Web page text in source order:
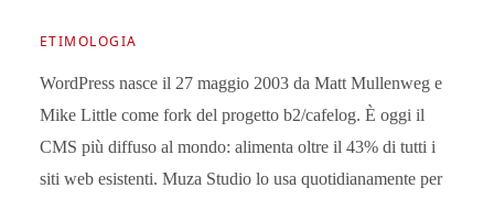
ETIMOLOGIA
WordPress nasce il 27 maggio 2003 da Matt Mullenweg e
Mike Little come fork del progetto b2/cafelog. È oggi il
CMS più diffuso al mondo: alimenta oltre il 43% di tutti i
siti web esistenti. Muza Studio lo usa quotidianamente per